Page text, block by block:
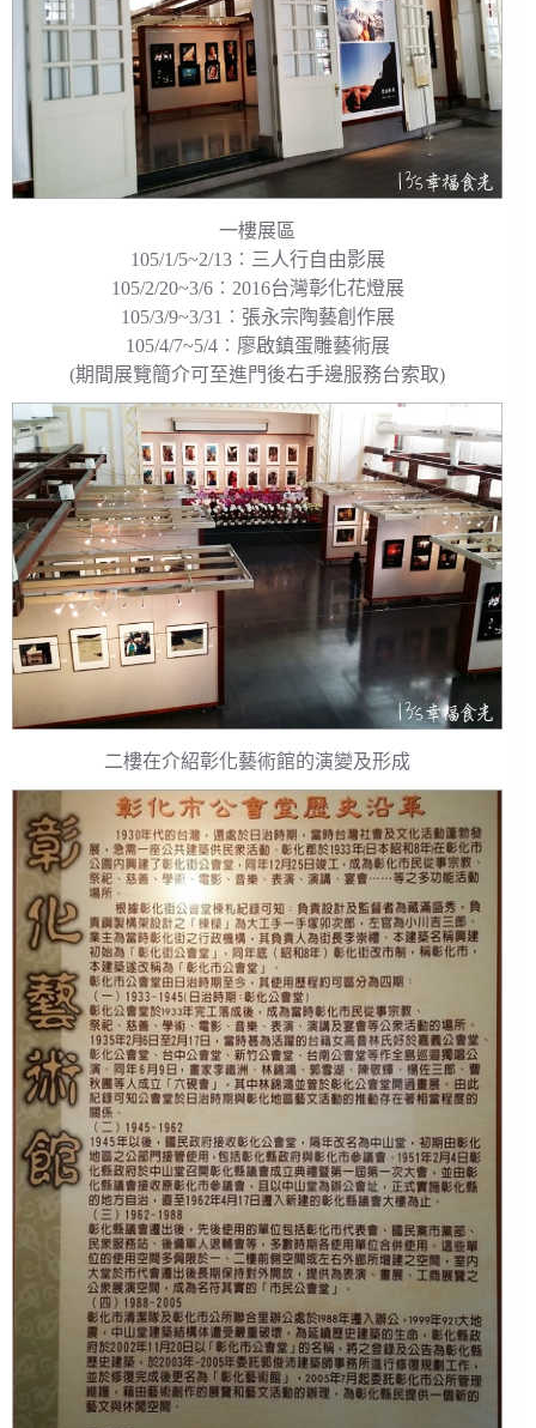
一樓展區
105/1/5~2/13︰三人行自由影展
105/2/20~3/6︰2016台灣彰化花燈展
105/3/9~3/31︰張永宗陶藝創作展
105/4/7~5/4︰廖啟鎮蛋雕藝術展
(期間展覽簡介可至進門後右手邊服務台索取)
二樓在介紹彰化藝術館的演變及形成